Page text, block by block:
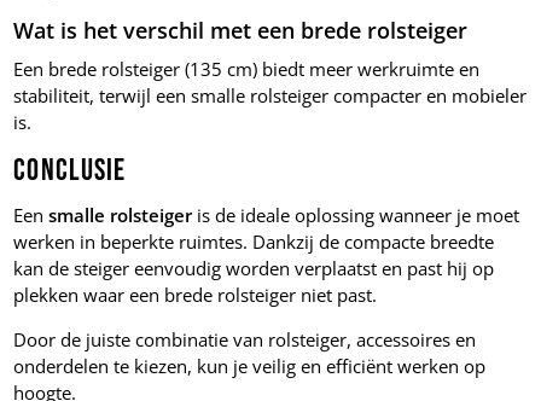
Wat is het verschil met een brede rolsteiger
Een brede rolsteiger (135 cm) biedt meer werkruimte en
stabiliteit, terwijl een smalle rolsteiger compacter en mobieler
is.
Conclusie
Eensmalle rolsteigeris de ideale oplossing wanneer je moet
werken in beperkte ruimtes. Dankzij de compacte breedte
kan de steiger eenvoudig worden verplaatst en past hij op
plekken waar een brede rolsteiger niet past.
Door de juiste combinatie van rolsteiger, accessoires en
onderdelen te kiezen, kun je veilig en efficiënt werken op
hoogte.